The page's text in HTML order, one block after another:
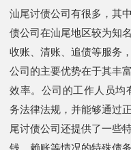
汕尾讨债公司有很多，其
债公司在汕尾地区较为知
收账、清账、追债等服务
公司的主要优势在于其丰
效率。公司的工作人员均
务法律法规，并能够通过
尾讨债公司还提供了一些